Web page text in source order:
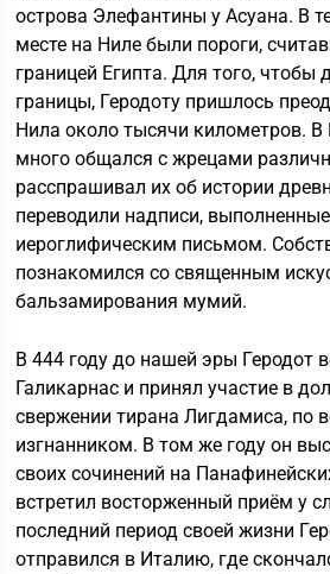
острова Элефантины у Асуана. В
месте на Ниле были пороги,
границей Египта. Для того, чтобы
границы, Геродоту пришлось
Нила около тысячи километров. В
много общался с жрецами
расспрашивал их об истории
переводили надписи,
иероглифическим письмом.
познакомился со священным
бальзамирования мумий.
В 444 году до нашей эры Геродот
Галикарнас и принял участие в
свержении тирана Лигдамиса, по
изгнанником. В том же году он
своих сочинений на
встретил восторженный приём у
последний период своей жизни
отправился в Италию, где